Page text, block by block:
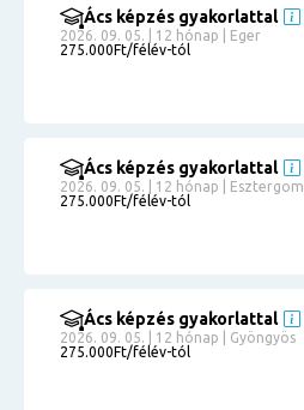
Ács képzés gyakorlattal
2026. 09. 05. | 12 hónap | Eger
275.000Ft/félév-tól
Ács képzés gyakorlattal
2026. 09. 05. | 12 hónap | Esztergom
275.000Ft/félév-tól
Ács képzés gyakorlattal
2026. 09. 05. | 12 hónap | Gyöngyös
275.000Ft/félév-tól